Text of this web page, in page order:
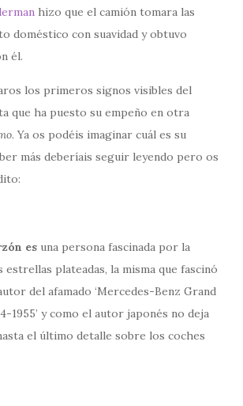
hizo que el camión tomara las
doméstico con suavidad y obtuvo
él.
los primeros signos visibles del
que ha puesto su empeño en otra
. Ya os podéis imaginar cuál es su
más deberíais seguir leyendo pero os
es una persona fascinada por la
estrellas plateadas, la misma que fascinó
del afamado ‘Mercedes-Benz Grand
1955’ y como el autor japonés no deja
el último detalle sobre los coches